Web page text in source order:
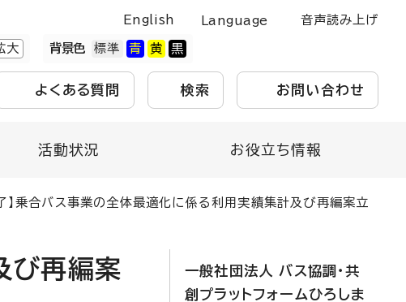
English Language 音声読み上げ
大 背景色
よくある質問 検索 お問い合わせ
活動状況 お役立ち情報
】乗合バス事業の全体最適化に係る利用実績集計及び再編案立
び再編案
一般社団法人 バス協調・共
創プラットフォームひろしま